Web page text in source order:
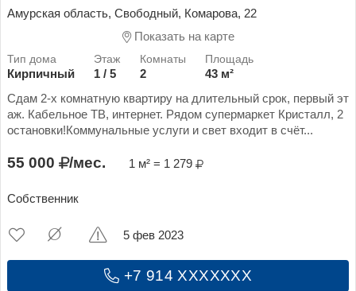
Амурская область, Свободный, Комарова, 22
Показать на карте
Кирпичный 1 / 5 2
43 м²
Сдам 2-х комнатную квартиру на длительный срок, первый эт
аж. Кабельное ТВ, интернет. Рядом супермаркет Кристалл, 2
остановки!Коммунальные услуги и свет входит в счёт...
55 000 /мес. 1 м² = 1 279
Собственник
+7 914 XXXXXXX
5 фев 2023